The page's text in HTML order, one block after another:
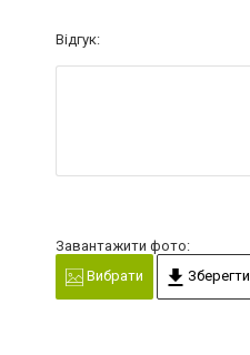
Відгук:
Завантажити фото:
Вибрати
Зберегти